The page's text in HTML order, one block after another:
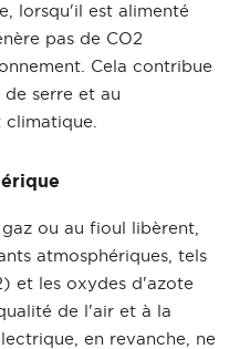
lorsqu'il est alimenté
pas de CO2
Cela contribue
serre et au
ou au fioul libèrent,
atmosphériques, tels
et les oxydes d'azote
de l'air et à la
en revanche, ne